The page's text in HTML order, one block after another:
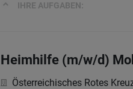
IHRE AUFGABEN:
Heimhilfe (m/w/d)
Österreichisches Rotes